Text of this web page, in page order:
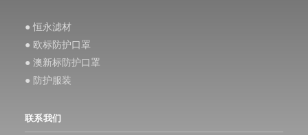
● 恒永滤材
● 欧标防护口罩
● 澳新标防护口罩
● 防护服装
联系我们